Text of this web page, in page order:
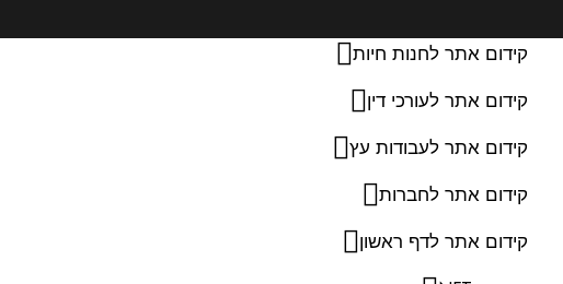
קידום אתר לחנות חיות
קידום אתר לעורכי דין
קידום אתר לעבודות עץ
קידום אתר לחברות
קידום אתר לדף ראשון